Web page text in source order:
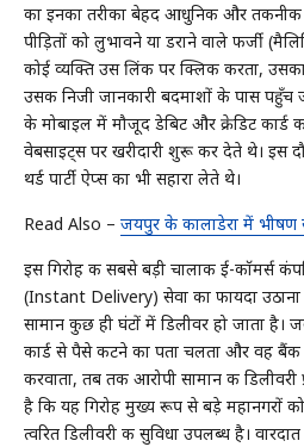
का इनका तरीका बेहद आधुनिक और
पीड़ितों को लुभावने या डराने वाले फर्जी
कोई व्यक्ति उस लिंक पर क्लिक करता,
उसकी निजी जानकारी बदमाशों के पास पहुँच
के मोबाइल में मौजूद डेबिट और क्रेडिट कार्ड
वेबसाइट्स पर खरीदारी शुरू कर देते थे। इस
थर्ड पार्टी ऐप्स का भी सहारा लेते थे।
Read Also – जयपुर के कालाडेरा में भीषण
इस गिरोह की सबसे बड़ी चालाकी ई-कॉमर्स
(Instant Delivery) सेवा का फायदा
सामान कुछ ही घंटों में डिलीवर हो जाता है।
कार्ड से पैसे कटने का पता चलता और वह बैंक
करवाता, तब तक आरोपी सामान की
है कि यह गिरोह मुख्य रूप से बड़े महानगरों
त्वरित डिलीवरी की सुविधा उपलब्ध है।